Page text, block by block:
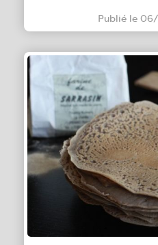
Publié le